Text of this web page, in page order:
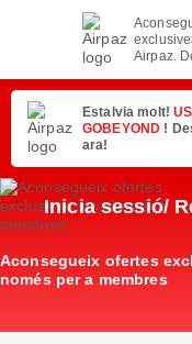
Airpaz.
Estalvia molt!
GOBEYOND !
ara!
Inicia sessió/
Aconsegueix ofertes
només per a membres